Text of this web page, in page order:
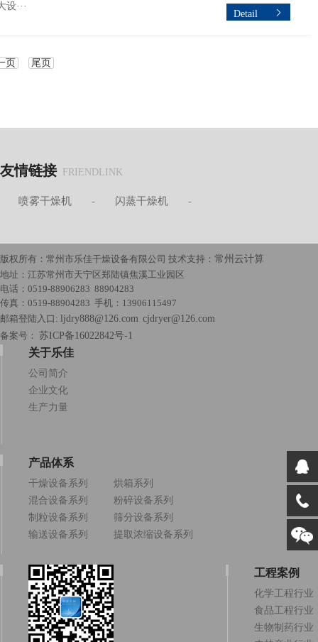
···
Detail
页 尾页
友情链接 FRIENDLINK
喷雾干燥机 - 闪蒸干燥机 -
版权所有：常州市乐佳干燥设备有限公司 技术支持： 常州云计算
地址：江苏常州市天宁区郑陆镇焦溪工业园区
电话：0519-88906283 88904283
传真：0519-88904283 手机：13906115497
邮箱登陆入口: ljdry888@126.com cjdryer@126.com
备案号： 苏ICP备16022842号-1
关于乐佳
公司简介
企业文化
生产力量
产品体系
干燥设备系列
烘箱系列
混合设备系列
粉碎设备系列
制粒设备系列
筛分设备系列
输送设备系列
提取浓缩设备系列
工程案例
化学工程行业
食品工程行业
生物制药行业